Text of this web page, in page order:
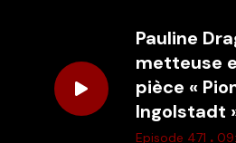
Pauline
metteuse
pièce «
Ingolstadt
Episode 471 .